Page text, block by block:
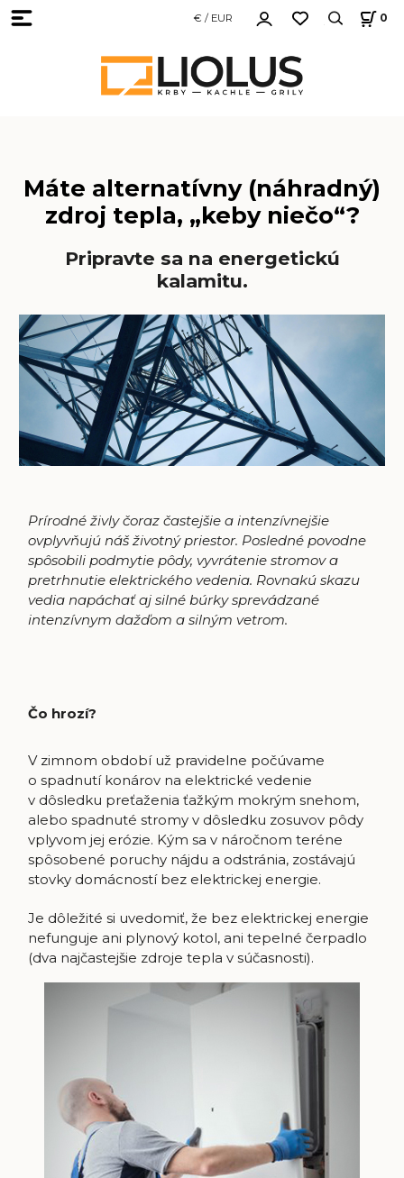
€ / EUR 0
Máte alternatívny (náhradný)
zdroj tepla, „keby niečo“?
Pripravte sa na energetickú
kalamitu.
Prírodné živly čoraz častejšie a intenzívnejšie
ovplyvňujú náš životný priestor. Posledné povodne
spôsobili podmytie pôdy, vyvrátenie stromov a
pretrhnutie elektrického vedenia. Rovnakú skazu
vedia napáchať aj silné búrky sprevádzané
intenzívnym dažďom a silným vetrom.
Čo hrozí?
V zimnom období už pravidelne počúvame
o spadnutí konárov na elektrické vedenie
v dôsledku preťaženia ťažkým mokrým snehom,
alebo spadnuté stromy v dôsledku zosuvov pôdy
vplyvom jej erózie. Kým sa v náročnom teréne
spôsobené poruchy nájdu a odstránia, zostávajú
stovky domácností bez elektrickej energie.
Je dôležité si uvedomiť, že bez elektrickej energie
nefunguje ani plynový kotol, ani tepelné čerpadlo
(dva najčastejšie zdroje tepla v súčasnosti).